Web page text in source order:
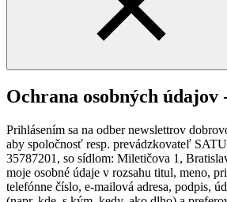
Ochrana osobných údajov
Prihlásením sa na odber newslettrov
aby spoločnosť resp. prevádzkovateľ
35787201, so sídlom: Miletičova 1,
moje osobné údaje v rozsahu titul, meno,
telefónne číslo, e-mailová adresa, podpis,